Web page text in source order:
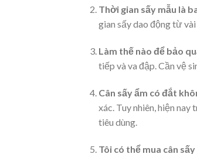
Thời gian sấy mẫu là
gian sấy dao động từ
Làm thế nào để bảo
tiếp và va đập. Cần vệ
Cân sấy ẩm có đắt
xác. Tuy nhiên, hiện
tiêu dùng.
Tôi có thể mua cân